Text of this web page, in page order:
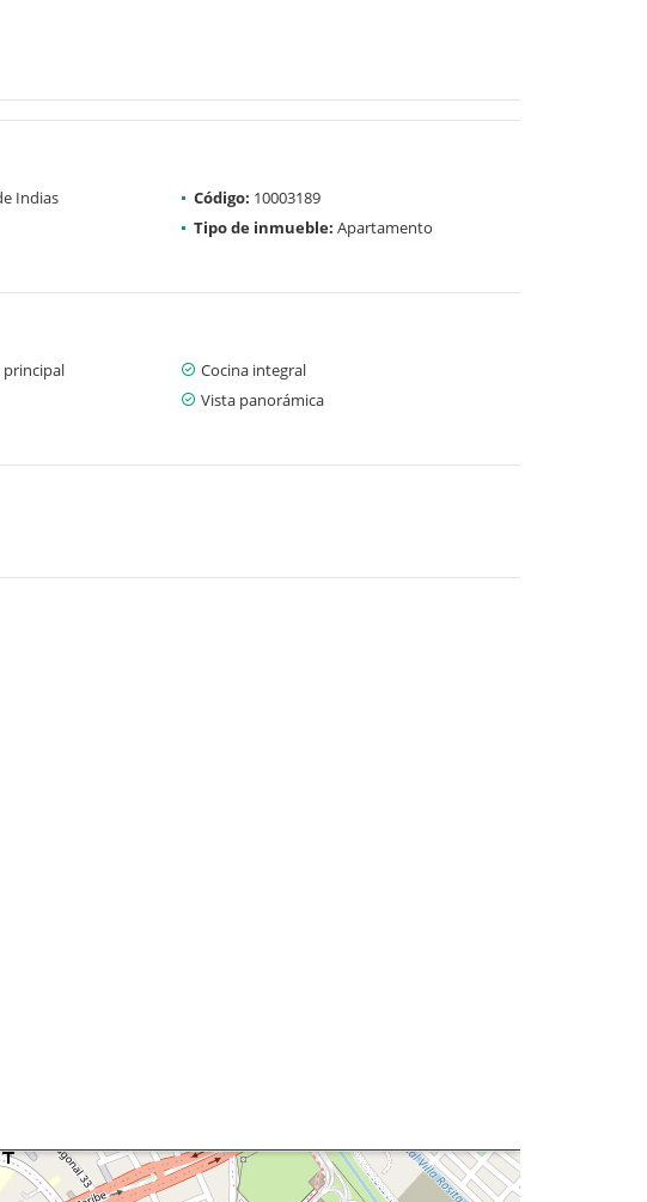
Indias Código: 10003189
Tipo de inmueble: Apartamento
principal
Cocina integral
Vista panorámica